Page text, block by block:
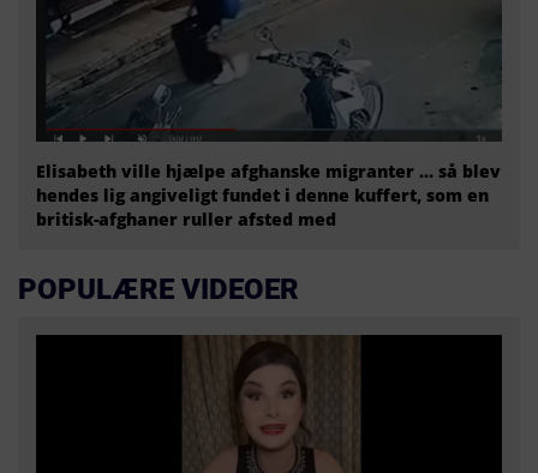
Elisabeth ville hjælpe afghanske migranter … så blev
hendes lig angiveligt fundet i denne kuffert, som en
britisk-afghaner ruller afsted med
POPULÆRE VIDEOER